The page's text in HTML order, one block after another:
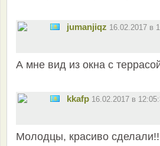
jumanjiqz 16.02.2017 в
А мне вид из окна с
kkafp 16.02.2017 в
Молодцы, красиво